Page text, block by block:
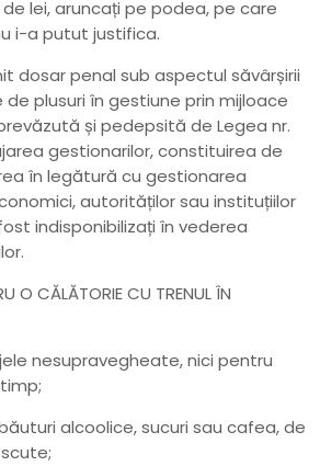
lei, aruncați pe podea, pe care
i-a putut justifica.
dosar penal sub aspectul săvârșirii
plusuri în gestiune prin mijloace
și pedepsită de Legea nr.
gestionarilor, constituirea de
în legătură cu gestionarea
autorităților sau instituțiilor
indisponibilizați în vederea
O CĂLĂTORIE CU TRENUL ÎN
nesupravegheate, nici pentru
alcoolice, sucuri sau cafea, de